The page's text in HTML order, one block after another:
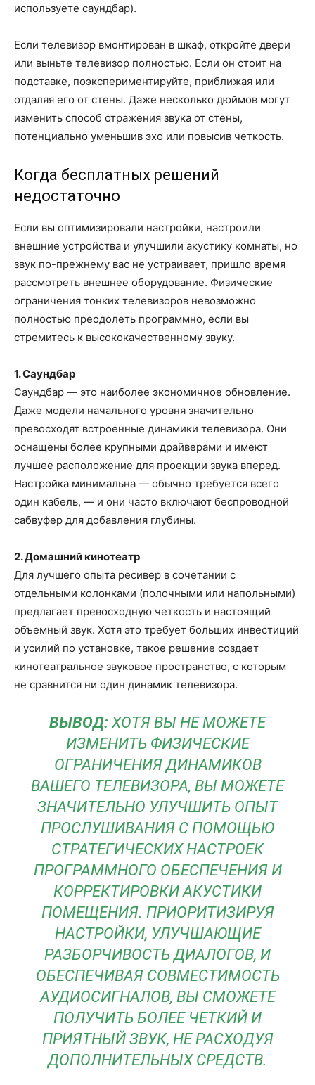
используете саундбар).
Если телевизор вмонтирован в шкаф, откройте двери
или выньте телевизор полностью. Если он стоит на
подставке, поэкспериментируйте, приближая или
отдаляя его от стены. Даже несколько дюймов могут
изменить способ отражения звука от стены,
потенциально уменьшив эхо или повысив четкость.
Когда бесплатных решений
недостаточно
Если вы оптимизировали настройки, настроили
внешние устройства и улучшили акустику комнаты, но
звук по-прежнему вас не устраивает, пришло время
рассмотреть внешнее оборудование. Физические
ограничения тонких телевизоров невозможно
полностью преодолеть программно, если вы
стремитесь к высококачественному звуку.
1. Саундбар
Саундбар — это наиболее экономичное обновление.
Даже модели начального уровня значительно
превосходят встроенные динамики телевизора. Они
оснащены более крупными драйверами и имеют
лучшее расположение для проекции звука вперед.
Настройка минимальна — обычно требуется всего
один кабель, — и они часто включают беспроводной
сабвуфер для добавления глубины.
2. Домашний кинотеатр
Для лучшего опыта ресивер в сочетании с
отдельными колонками (полочными или напольными)
предлагает превосходную четкость и настоящий
объемный звук. Хотя это требует больших инвестиций
и усилий по установке, такое решение создает
кинотеатральное звуковое пространство, с которым
не сравнится ни один динамик телевизора.
ВЫВОД: ХОТЯ ВЫ НЕ МОЖЕТЕ
ИЗМЕНИТЬ ФИЗИЧЕСКИЕ
ОГРАНИЧЕНИЯ ДИНАМИКОВ
ВАШЕГО ТЕЛЕВИЗОРА, ВЫ МОЖЕТЕ
ЗНАЧИТЕЛЬНО УЛУЧШИТЬ ОПЫТ
ПРОСЛУШИВАНИЯ С ПОМОЩЬЮ
СТРАТЕГИЧЕСКИХ НАСТРОЕК
ПРОГРАММНОГО ОБЕСПЕЧЕНИЯ И
КОРРЕКТИРОВКИ АКУСТИКИ
ПОМЕЩЕНИЯ. ПРИОРИТИЗИРУЯ
НАСТРОЙКИ, УЛУЧШАЮЩИЕ
РАЗБОРЧИВОСТЬ ДИАЛОГОВ, И
ОБЕСПЕЧИВАЯ СОВМЕСТИМОСТЬ
АУДИОСИГНАЛОВ, ВЫ СМОЖЕТЕ
ПОЛУЧИТЬ БОЛЕЕ ЧЕТКИЙ И
ПРИЯТНЫЙ ЗВУК, НЕ РАСХОДУЯ
ДОПОЛНИТЕЛЬНЫХ СРЕДСТВ.